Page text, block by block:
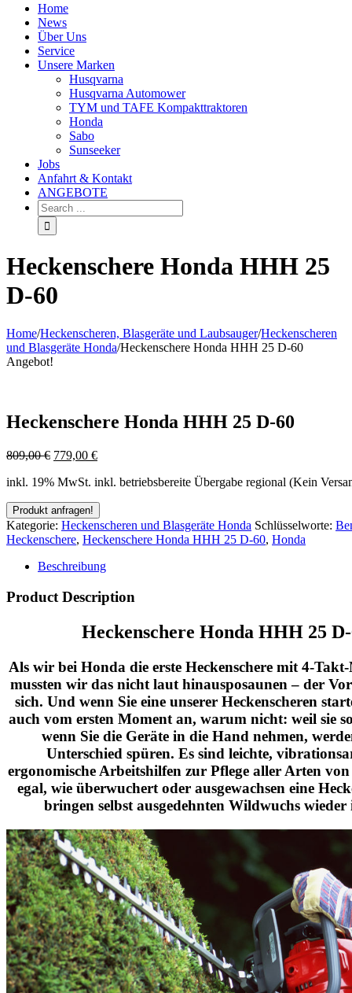
Home
News
Über Uns
Service
Unsere Marken
Husqvarna
Husqvarna Automower
TYM und TAFE Kompakttraktoren
Honda
Sabo
Sunseeker
Jobs
Anfahrt & Kontakt
ANGEBOTE
Heckenschere Honda HHH 25
D-60
Home/Heckenscheren, Blasgeräte und Laubsauger/Heckenscheren
und Blasgeräte Honda/Heckenschere Honda HHH 25 D-60
Angebot!
Heckenschere Honda HHH 25 D-60
809,00€ 779,00 €
inkl. 19% MwSt. inkl. betriebsbereite Übergabe regional (Kein
Kategorie: Heckenscheren und Blasgeräte Honda Schlüsselworte:
Heckenschere, Heckenschere Honda HHH 25 D-60, Honda
Beschreibung
Product Description
Heckenschere Honda HHH 25
Als wir bei Honda die erste Heckenschere mit 4-
mussten wir das nicht laut hinausposaunen – der
sich. Und wenn Sie eine unserer Heckenscheren
auch vom ersten Moment an, warum nicht: weil sie
wenn Sie die Geräte in die Hand nehmen,
Unterschied spüren. Es sind leichte,
ergonomische Arbeitshilfen zur Pflege aller Arten
egal, wie überwuchert oder ausgewachsen eine
bringen selbst ausgedehnten Wildwuchs